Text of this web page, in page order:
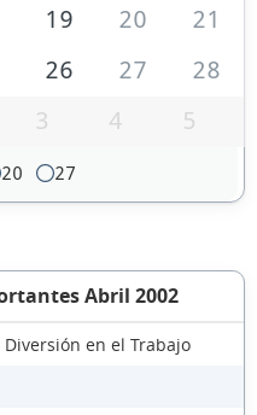
19 20
21
26 27
28
3 4 5
20 27
Abril 2002
en el Trabajo